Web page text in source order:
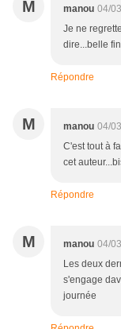
M manou 04/
Je ne
dire...belle
Répondre
M manou 04/
C'est tout à
cet
Répondre
M manou 04/
Les deux
s'engage
journée